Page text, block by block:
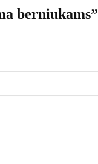
berniukams”